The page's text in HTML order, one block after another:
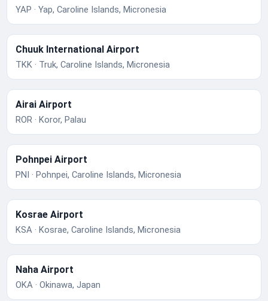
YAP · Yap, Caroline Islands, Micronesia
Chuuk International Airport
TKK · Truk, Caroline Islands, Micronesia
Airai Airport
ROR · Koror, Palau
Pohnpei Airport
PNI · Pohnpei, Caroline Islands, Micronesia
Kosrae Airport
KSA · Kosrae, Caroline Islands, Micronesia
Naha Airport
OKA · Okinawa, Japan